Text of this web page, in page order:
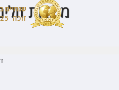
מלונות